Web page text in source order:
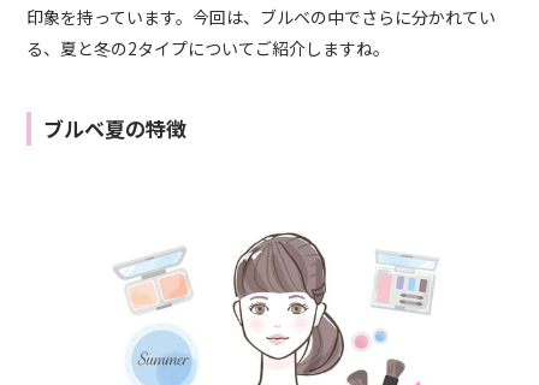
印象を持っています。今回は、ブルベの中でさらに分かれてい
る、夏と冬の2タイプについてご紹介しますね。
ブルベ夏の特徴